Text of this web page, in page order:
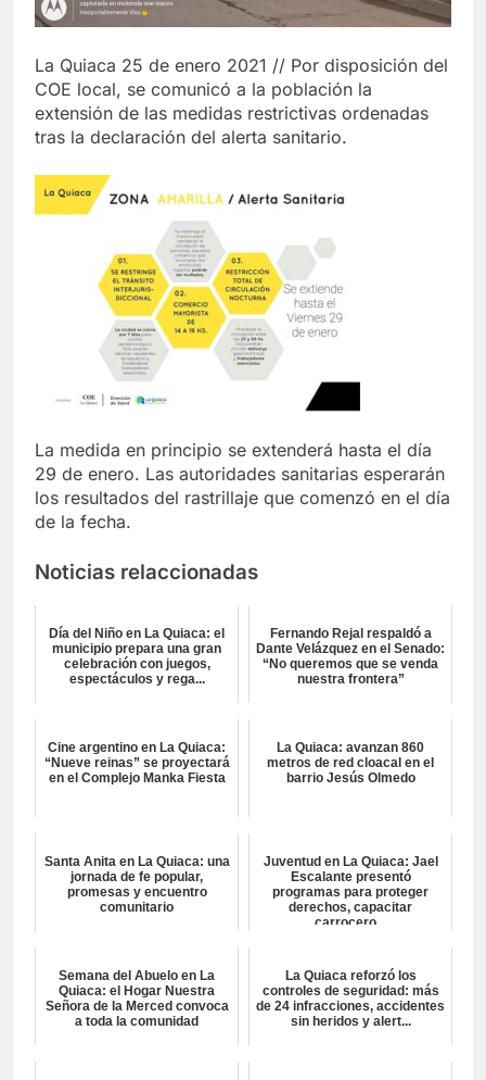
La Quiaca 25 de enero 2021 // Por disposición del
COE local, se comunicó a la población la
extensión de las medidas restrictivas ordenadas
tras la declaración del alerta sanitario.
La medida en principio se extenderá hasta el día
29 de enero. Las autoridades sanitarias esperarán
los resultados del rastrillaje que comenzó en el día
de la fecha.
Noticias relaccionadas
Día del Niño en La Quiaca: el
municipio prepara una gran
celebración con juegos,
espectáculos y rega...
Fernando Rejal respaldó a
Dante Velázquez en el Senado:
“No queremos que se venda
nuestra frontera”
Cine argentino en La Quiaca:
“Nueve reinas” se proyectará
en el Complejo Manka Fiesta
La Quiaca: avanzan 860
metros de red cloacal en el
barrio Jesús Olmedo
Santa Anita en La Quiaca: una
jornada de fe popular,
promesas y encuentro
comunitario
Juventud en La Quiaca: Jael
Escalante presentó
programas para proteger
derechos, capacitar
carrocero...
Semana del Abuelo en La
Quiaca: el Hogar Nuestra
Señora de la Merced convoca
a toda la comunidad
La Quiaca reforzó los
controles de seguridad: más
de 24 infracciones, accidentes
sin heridos y alert...